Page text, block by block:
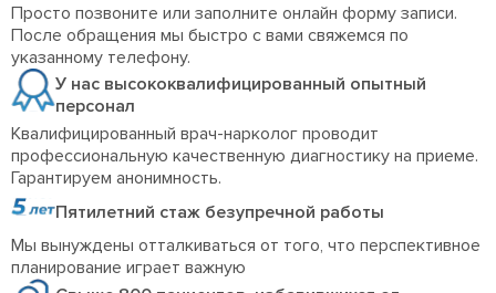
Просто позвоните или заполните онлайн форму записи.
После обращения мы быстро с вами свяжемся по
указанному телефону.
У нас высококвалифицированный опытный
персонал
Квалифицированный врач-нарколог проводит
профессиональную качественную диагностику на приеме.
Гарантируем анонимность.
Пятилетний стаж безупречной работы
Мы вынуждены отталкиваться от того, что перспективное
планирование играет важную